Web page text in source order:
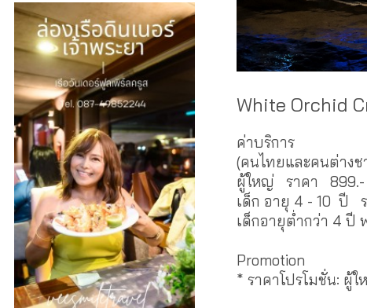
White Orchid
ค่าบริการ
(คนไทยและคนต่างช
ผู้ใหญ่ ราคา 899.-
เด็ก อายุ 4 - 10 ปี
เด็กอายุต่ำกว่า 4 ปี
Promotion
* ราคาโปรโมชั่น: ผู้